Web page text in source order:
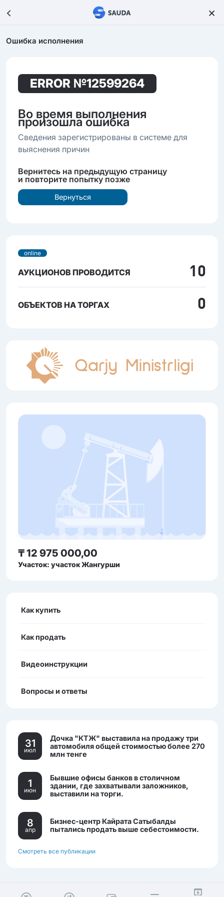
Ошибка исполнения
ERROR №12599264
Во время выполнения
произошла ошибка
Сведения зарегистрированы в системе для
выяснения причин
Вернитесь на предыдущую страницу
и повторите попытку позже
Вернуться
online
АУКЦИОНОВ ПРОВОДИТСЯ 10
ОБЪЕКТОВ НА ТОРГАХ 0
₸ 12 975 000,00
Участок: участок Жангурши
Как купить
Как продать
Видеоинструкции
Вопросы и ответы
31
июл
Дочка "КТЖ" выставила на продажу три
автомобиля общей стоимостью более 270
млн тенге
1
июн
Бывшие офисы банков в столичном
здании, где захватывали заложников,
выставили на торги.
8
апр
Бизнес-центр Кайрата Сатыбалды
пытались продать выше себестоимости.
Смотреть все публикации